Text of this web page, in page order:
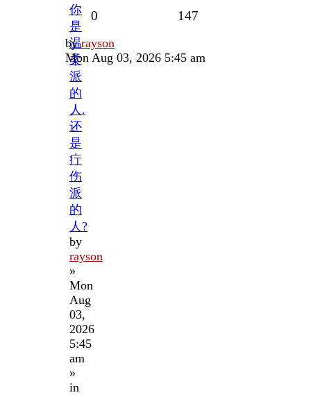
你
是
温
柔
派
的
人.
还
是
疔
伤
派
的
人?
by
rayson
»
Mon
Aug
03,
2026
5:45
am
»
in
0 147
Last
post
byrayson
Mon Aug 03, 2026 5:45 am